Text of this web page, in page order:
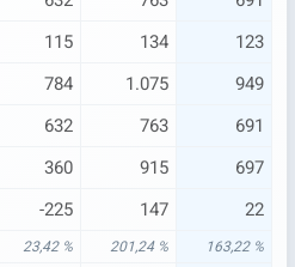
115 134
123
784 1.075
949
632 763
691
360 915
697
-225 147 22
23,42 % 201,24 % 163,22 %